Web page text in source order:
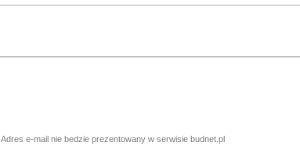
Adres e-mail nie bedzie prezentowany w serwisie budnet.pl